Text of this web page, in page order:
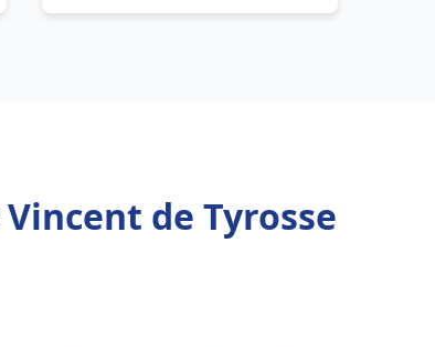
de Tyrosse